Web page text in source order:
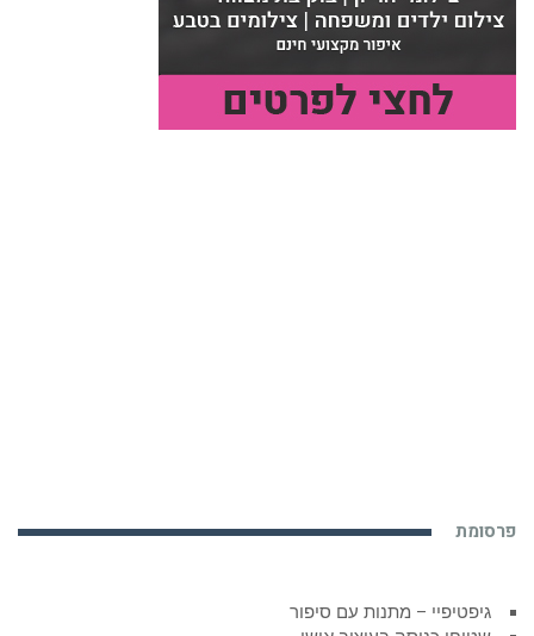
פרסומת
גיפטיפיי – מתנות עם סיפור